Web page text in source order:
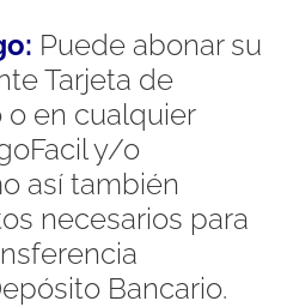
Puede abonar su
Tarjeta de
en cualquier
y/o
así también
necesarios para
Bancario.